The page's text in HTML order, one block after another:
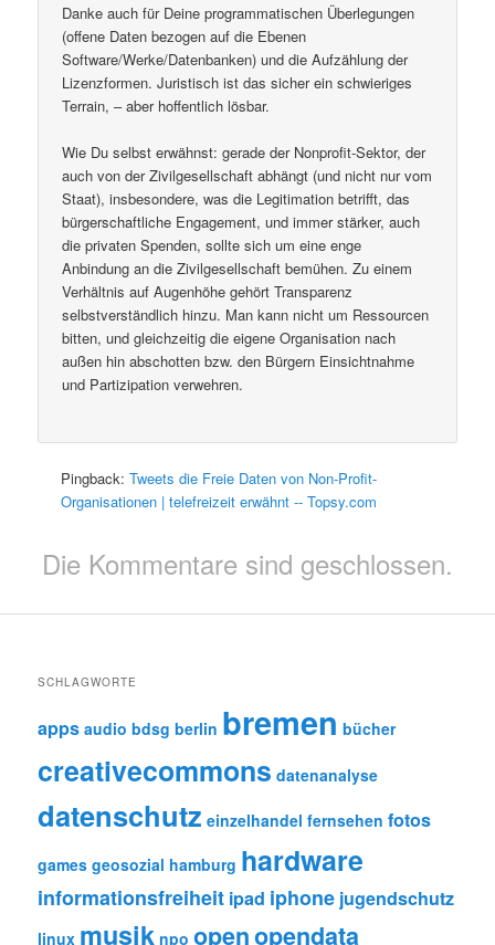
Danke auch für Deine programmatischen Überlegungen
(offene Daten bezogen auf die Ebenen
Software/Werke/Datenbanken) und die Aufzählung der
Lizenzformen. Juristisch ist das sicher ein schwieriges
Terrain, – aber hoffentlich lösbar.
Wie Du selbst erwähnst: gerade der Nonprofit-Sektor, der
auch von der Zivilgesellschaft abhängt (und nicht nur vom
Staat), insbesondere, was die Legitimation betrifft, das
bürgerschaftliche Engagement, und immer stärker, auch
die privaten Spenden, sollte sich um eine enge
Anbindung an die Zivilgesellschaft bemühen. Zu einem
Verhältnis auf Augenhöhe gehört Transparenz
selbstverständlich hinzu. Man kann nicht um Ressourcen
bitten, und gleichzeitig die eigene Organisation nach
außen hin abschotten bzw. den Bürgern Einsichtnahme
und Partizipation verwehren.
Pingback:Tweets die Freie Daten von Non-Profit-
Organisationen | telefreizeit erwähnt -- Topsy.com
Die Kommentare sind geschlossen.
SCHLAGWORTE
apps audio bdsg berlin bremen bücher
creativecommons datenanalyse
datenschutz einzelhandel fernsehen fotos
games geosozial hamburg hardware
informationsfreiheit ipad iphone jugendschutz
linux musik npo openopendata